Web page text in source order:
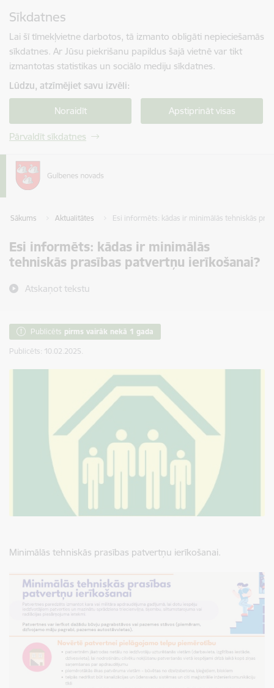
Sīkdatnes
Lai šī tīmekļvietne darbotos, tā izmanto obligāti nepieciešamās
sīkdatnes. Ar Jūsu piekrišanu papildus šajā vietnē var tikt
izmantotas statistikas un sociālo mediju sīkdatnes.
Lūdzu, atzīmējiet savu izvēli:
Noraidīt Apstiprināt visas
Pārvaldīt sīkdatnes
Sākums Aktualitātes Esi informēts: kādas ir minimālās tehniskās
Esi informēts: kādas ir minimālās
tehniskās prasības patvertņu ierīkošanai?
Atskaņot tekstu
Publicēts pirms vairāk nekā 1 gada
Publicēts: 10.02.2025.
Minimālās tehniskās prasības patvertņu ierīkošanai.